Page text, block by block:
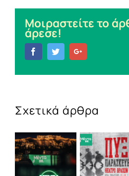
Μοιραστείτε το
άρεσε!
FacebookTwitter
Σχετικά άρθρα